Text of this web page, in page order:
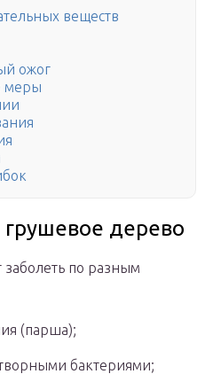
веществ
ожог
меры
грушевое дерево
по разным
(парша);
бактериями;